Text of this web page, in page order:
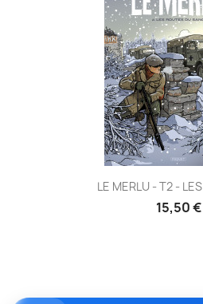
LE MERLU - T2 -
15,50 €